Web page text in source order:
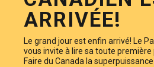
ARRIVÉE!
Le grand jour est enfin arrivé! Le
vous invite à lire sa toute
Faire du Canada la